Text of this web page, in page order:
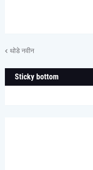
थोडे नवीन
Sticky bottom